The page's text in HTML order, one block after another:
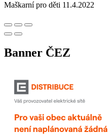
Maškarní pro děti 11.4.2022
Banner ČEZ